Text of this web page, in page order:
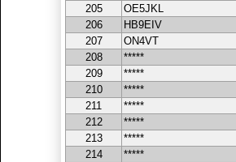
205
OE5JKL
206
HB9EIV
207
ON4VT
208
*****
209
*****
210
*****
211
*****
212
*****
213
*****
214
*****